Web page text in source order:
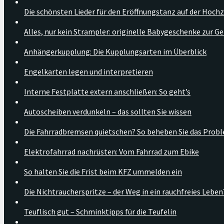
Die schönsten Lieder für den Eröffnungstanz auf der
Alles, nur kein Strampler: originelle Babygeschenke zur
Anhängerkupplung: Die Kupplungsarten im Überblick
Engelkarten legen und interpretieren
Interne Festplatte extern anschließen: So geht’s
Autoscheiben verdunkeln – das sollten Sie wissen
Die Fahrradbremsen quietschen? So beheben Sie das
Elektrofahrrad nachrüsten: Vom Fahrrad zum Ebike
So halten Sie die Frist beim KFZ ummelden ein
Die Nichtraucherspritze – der Weg in ein rauchfreies
Teuflisch gut – Schminktipps für die Teufelin